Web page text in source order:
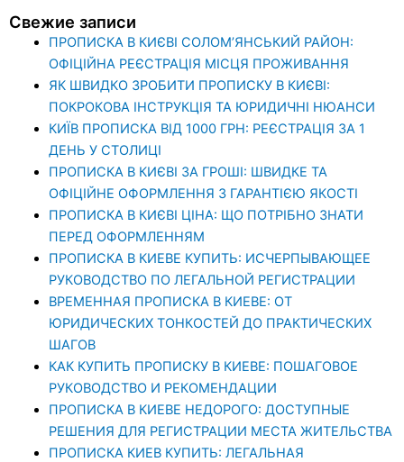
Свежие записи
ПРОПИСКА В КИЄВІ СОЛОМ’ЯНСЬКИЙ РАЙОН:
ОФІЦІЙНА РЕЄСТРАЦІЯ МІСЦЯ ПРОЖИВАННЯ
ЯК ШВИДКО ЗРОБИТИ ПРОПИСКУ В КИЄВІ:
ПОКРОКОВА ІНСТРУКЦІЯ ТА ЮРИДИЧНІ НЮАНСИ
КИЇВ ПРОПИСКА ВІД 1000 ГРН: РЕЄСТРАЦІЯ ЗА 1
ДЕНЬ У СТОЛИЦІ
ПРОПИСКА В КИЄВІ ЗА ГРОШІ: ШВИДКЕ ТА
ОФІЦІЙНЕ ОФОРМЛЕННЯ З ГАРАНТІЄЮ ЯКОСТІ
ПРОПИСКА В КИЄВІ ЦІНА: ЩО ПОТРІБНО ЗНАТИ
ПЕРЕД ОФОРМЛЕННЯМ
ПРОПИСКА В КИЕВЕ КУПИТЬ: ИСЧЕРПЫВАЮЩЕЕ
РУКОВОДСТВО ПО ЛЕГАЛЬНОЙ РЕГИСТРАЦИИ
ВРЕМЕННАЯ ПРОПИСКА В КИЕВЕ: ОТ
ЮРИДИЧЕСКИХ ТОНКОСТЕЙ ДО ПРАКТИЧЕСКИХ
ШАГОВ
КАК КУПИТЬ ПРОПИСКУ В КИЕВЕ: ПОШАГОВОЕ
РУКОВОДСТВО И РЕКОМЕНДАЦИИ
ПРОПИСКА В КИЕВЕ НЕДОРОГО: ДОСТУПНЫЕ
РЕШЕНИЯ ДЛЯ РЕГИСТРАЦИИ МЕСТА ЖИТЕЛЬСТВА
ПРОПИСКА КИЕВ КУПИТЬ: ЛЕГАЛЬНАЯ